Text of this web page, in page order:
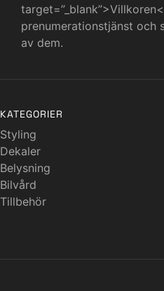
prenumerationstjänst och
av dem.
KATEGORIER
Styling
Dekaler
Belysning
Bilvård
Tillbehör